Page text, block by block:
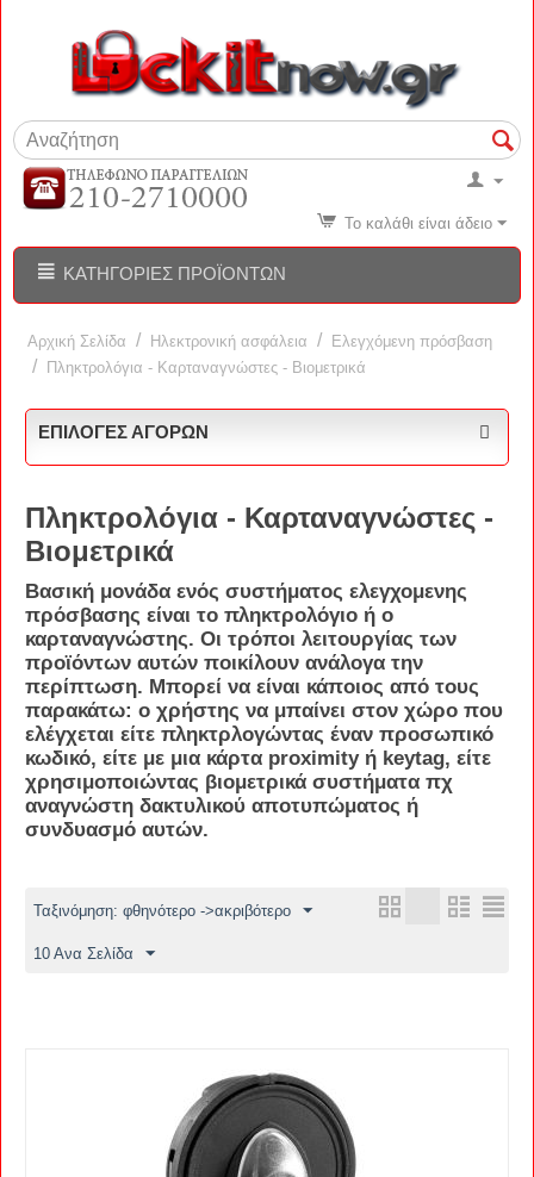
Το καλάθι είναι άδειο
ΚΑΤΗΓΟΡΊΕΣ ΠΡΟΪΌΝΤΩΝ
Αρχική Σελίδα / Ηλεκτρονική ασφάλεια / Ελεγχόμενη πρόσβαση
/ Πληκτρολόγια - Καρταναγνώστες - Βιομετρικά
ΕΠΙΛΟΓΈΣ ΑΓΟΡΏΝ
Πληκτρολόγια - Καρταναγνώστες -
Βιομετρικά
Βασική μονάδα ενός συστήματος ελεγχομενης
πρόσβασης είναι το πληκτρολόγιο ή ο
καρταναγνώστης. Οι τρόποι λειτουργίας των
προϊόντων αυτών ποικίλουν ανάλογα την
περίπτωση. Μπορεί να είναι κάποιος από τους
παρακάτω: ο χρήστης να μπαίνει στον χώρο που
ελέγχεται είτε πληκτρλογώντας έναν προσωπικό
κωδικό, είτε με μια κάρτα proximity ή keytag, είτε
χρησιμοποιώντας βιομετρικά συστήματα πχ
αναγνώστη δακτυλικού αποτυπώματος ή
συνδυασμό αυτών.
Ταξινόμηση: φθηνότερο ->ακριβότερο
10 Ανα Σελίδα